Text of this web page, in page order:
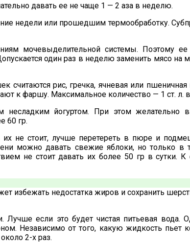
давать ее не чаще 1 — 2 аза в неделю.
недели или прошедшим термообработку.
мочевыделительной системы. Поэтому
один раз в неделю заменить мясо на
считаются рис, гречка, ячневая или
к фаршу. Максимальное количество — 1 ст. л. в
несладким йогуртом. При этом желательно
60 гр.
не стоит, лучше перетереть в пюре и
можно давать свежие яблоки, но только в
не стоит давать их более 50 гр в сутки.
избежать недостатка жиров и сохранить
если это будет чистая питьевая вода.
Независимо от того, какую жидкость пьет
2-х раз.